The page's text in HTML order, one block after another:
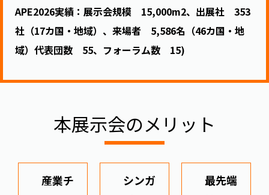
APE2026実績：展示会規模 15,000m2、出展社 353
社（17カ国・地域）、来場者 5,586名（46カ国・地
域）代表団数 55、フォーラム数 15)
本展示会のメリット
産業チ
シンガ
最先端